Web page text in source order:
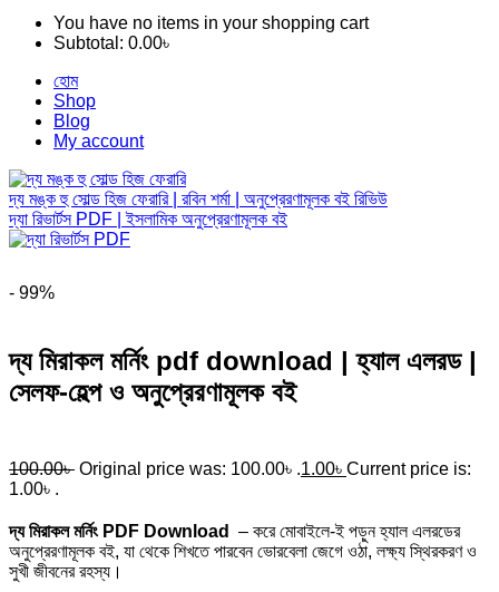
You have no items in your shopping cart
Subtotal: 0.00৳
হোম
Shop
Blog
My account
দ্য মঙ্ক হু সোল্ড হিজ ফেরারি | রবিন শর্মা | অনুপ্রেরণামূলক বই রিভিউ
দ্যা রিভার্টস PDF | ইসলামিক অনুপ্রেরণামূলক বই
- 99%
দ্য মিরাকল মর্নিং pdf download | হ্যাল এলরড |
সেলফ-হেল্প ও অনুপ্রেরণামূলক বই
100.00৳ Original price was: 100.00৳ .1.00৳ Current price is:
1.00৳ .
দ্য মিরাকল মর্নিং PDF Download
– করে মোবাইলে-ই পড়ুন হ্যাল এলরডের
অনুপ্রেরণামূলক বই, যা থেকে শিখতে পারবেন ভোরবেলা জেগে ওঠা, লক্ষ্য স্থিরকরণ ও
সুখী জীবনের রহস্য।